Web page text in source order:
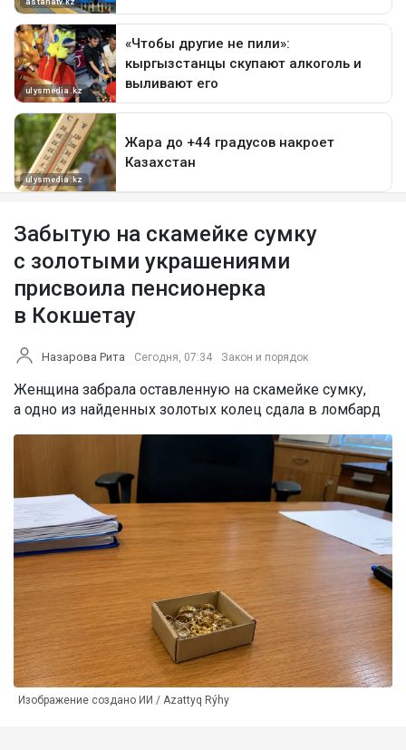
Забытую на скамейке сумку
с золотыми украшениями
присвоила пенсионерка
в Кокшетау
Назарова Рита Сегодня, 07:34 Закон и порядок
Женщина забрала оставленную на скамейке сумку,
а одно из найденных золотых колец сдала в ломбард
Изображение создано ИИ / Azattyq Rýhy